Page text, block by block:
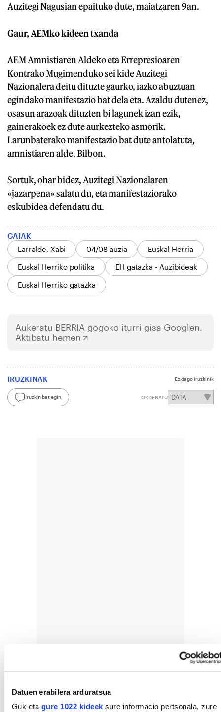
Datuen erabilera arduratsua
Guk eta gure 1022 kideek sure informacio pertsonala, zure
Auzitegi Nagusian epaituko dute, maiatzaren 9an.
Gaur, AEMko kideen txanda
AEM Amnistiaren Aldeko eta Errepresioaren
Kontrako Mugimenduko sei kide Auzitegi
Nazionalera deitu dituzte gaurko, iazko abuztuan
egindako manifestazio bat dela eta. Azaldu dutenez,
osasun arazoak dituzten bi lagunek izan ezik,
gainerakoek ez dute aurkezteko asmorik.
Larunbaterako manifestazio bat dute antolatuta,
amnistiaren alde, Bilbon.
Sortuk, ohar bidez, Auzitegi Nazionalaren
«jazarpena» salatu du, eta manifestaziorako
eskubidea defendatu du.
GAIAK
Larralde, Xabi
04/08 auzia
Euskal Herria
Euskal Herriko politika
EH gatazka - Auzibideak
Euskal Herriko gatazka
Aukeratu BERRIA gogoko iturri gisa Googlen.
Aktibatu hemen
IRUZKINAK Ez dago iruzkinik
Iruzkin bat egin ORDENATU